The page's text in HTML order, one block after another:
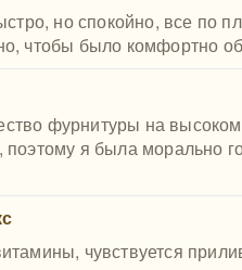
но спокойно, все по
чтобы было комфортно
фурнитуры на
поэтому я была морально
чувствуется